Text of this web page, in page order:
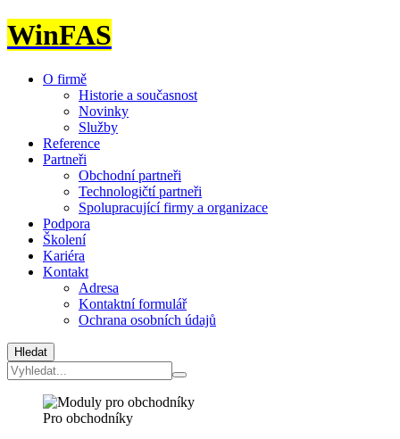
WinFAS
O firmě
Historie a současnost
Novinky
Služby
Reference
Partneři
Obchodní partneři
Technologičtí partneři
Spolupracující firmy a organizace
Podpora
Školení
Kariéra
Kontakt
Adresa
Kontaktní formulář
Ochrana osobních údajů
Hledat
Pro obchodníky